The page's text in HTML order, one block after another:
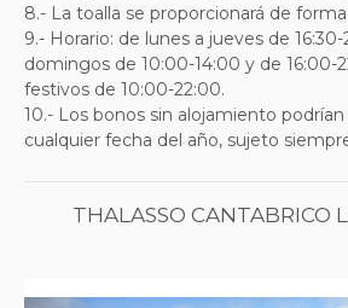
8.- La toalla se proporcionará de
9.- Horario: de lunes a jueves de
domingos de 10:00-14:00 y de 16:00-
festivos de 10:00-22:00.
10.- Los bonos sin alojamiento
cualquier fecha del año, sujeto
THALASSO CANTABRICO